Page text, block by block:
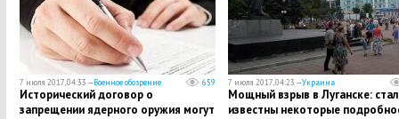
7 июля 2017, 04:33 —Военное обозрение 659
Исторический договор о
запрещении ядерного оружия могут
7 июля 2017, 04:23 —Украина
Мощный взрыв в Луганске:
известны некоторые